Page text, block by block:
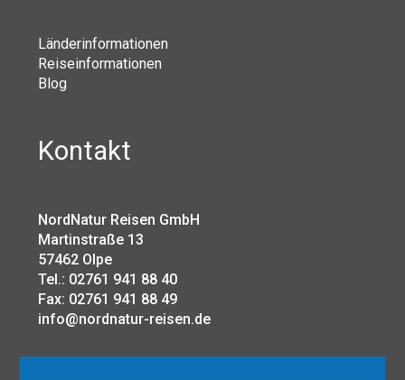
Länderinformationen
Reiseinformationen
Blog
Kontakt
NordNatur Reisen GmbH
Martinstraße 13
57462 Olpe
Tel.: 02761 941 88 40
Fax: 02761 941 88 49
info@nordnatur-reisen.de